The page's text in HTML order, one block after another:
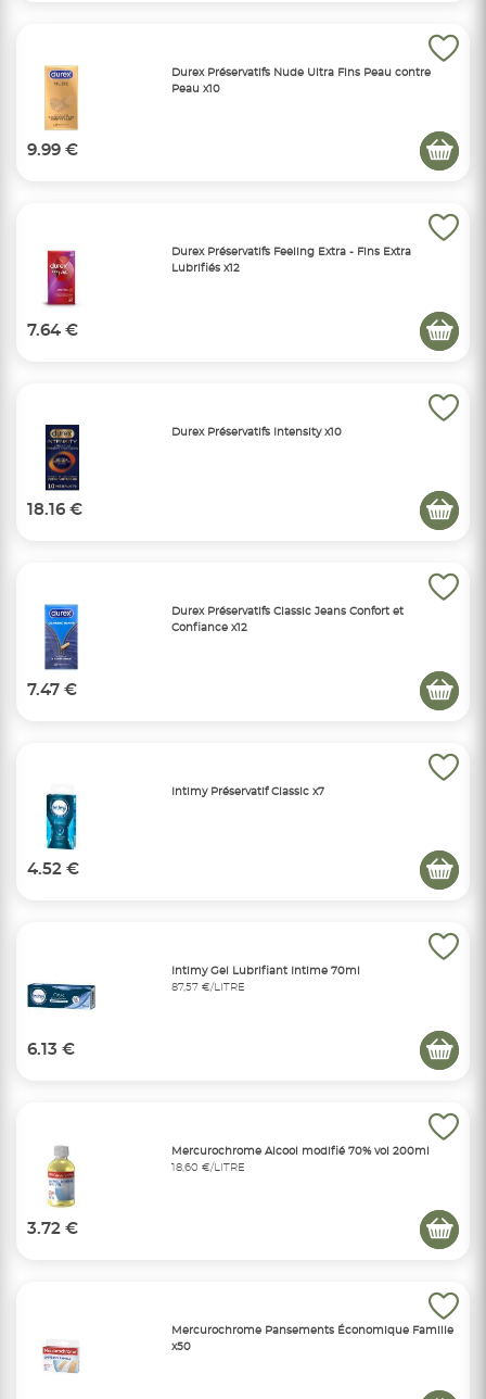
Durex Préservatifs Nude Ultra Fins Peau contre
Peau x10
9.99 €
Durex Préservatifs Feeling Extra - Fins Extra
Lubrifiés x12
7.64 €
Durex Préservatifs Intensity x10
18.16 €
Durex Préservatifs Classic Jeans Confort et
Confiance x12
7.47 €
Intimy Préservatif Classic x7
4.52 €
Intimy Gel Lubrifiant Intime 70ml
87,57 €/LITRE
6.13 €
Mercurochrome Alcool modifié 70% vol 200ml
18,60 €/LITRE
3.72 €
Mercurochrome Pansements Économique Famille
x50